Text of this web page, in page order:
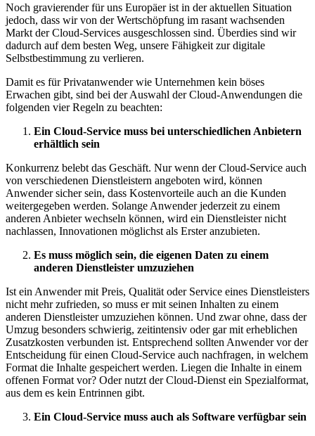
Noch gravierender für uns Europäer ist in der aktuellen Situation
jedoch, dass wir von der Wertschöpfung im rasant wachsenden
Markt der Cloud-Services ausgeschlossen sind. Überdies sind wir
dadurch auf dem besten Weg, unsere Fähigkeit zur digitale
Selbstbestimmung zu verlieren.
Damit es für Privatanwender wie Unternehmen kein böses
Erwachen gibt, sind bei der Auswahl der Cloud-Anwendungen die
folgenden vier Regeln zu beachten:
Ein Cloud-Service muss bei unterschiedlichen Anbietern
erhältlich sein
Konkurrenz belebt das Geschäft. Nur wenn der Cloud-Service auch
von verschiedenen Dienstleistern angeboten wird, können
Anwender sicher sein, dass Kostenvorteile auch an die Kunden
weitergegeben werden. Solange Anwender jederzeit zu einem
anderen Anbieter wechseln können, wird ein Dienstleister nicht
nachlassen, Innovationen möglichst als Erster anzubieten.
Es muss möglich sein, die eigenen Daten zu einem
anderen Dienstleister umzuziehen
Ist ein Anwender mit Preis, Qualität oder Service eines Dienstleisters
nicht mehr zufrieden, so muss er mit seinen Inhalten zu einem
anderen Dienstleister umzuziehen können. Und zwar ohne, dass der
Umzug besonders schwierig, zeitintensiv oder gar mit erheblichen
Zusatzkosten verbunden ist. Entsprechend sollten Anwender vor der
Entscheidung für einen Cloud-Service auch nachfragen, in welchem
Format die Inhalte gespeichert werden. Liegen die Inhalte in einem
offenen Format vor? Oder nutzt der Cloud-Dienst ein Spezialformat,
aus dem es kein Entrinnen gibt.
Ein Cloud-Service muss auch als Software verfügbar sein